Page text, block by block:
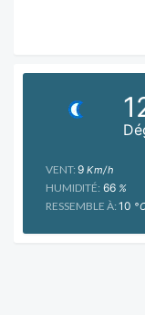
VENT: 9 Km/h
HUMIDITÉ: 66 %
RESSEMBLE À: 10